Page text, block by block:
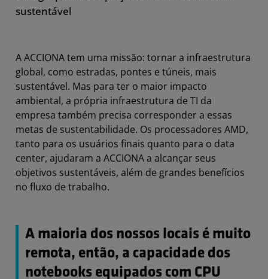
sustentável
A ACCIONA tem uma missão: tornar a infraestrutura
global, como estradas, pontes e túneis, mais
sustentável. Mas para ter o maior impacto
ambiental, a própria infraestrutura de TI da
empresa também precisa corresponder a essas
metas de sustentabilidade. Os processadores AMD,
tanto para os usuários finais quanto para o data
center, ajudaram a ACCIONA a alcançar seus
objetivos sustentáveis, além de grandes benefícios
no fluxo de trabalho.
A maioria dos nossos locais é muito
remota, então, a capacidade dos
notebooks equipados com CPU